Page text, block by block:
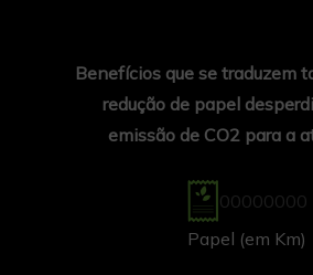
Benefícios que se traduzem
redução de papel
emissão de CO2 para a
00000000
Papel (em Km)